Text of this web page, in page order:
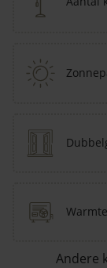
Andere